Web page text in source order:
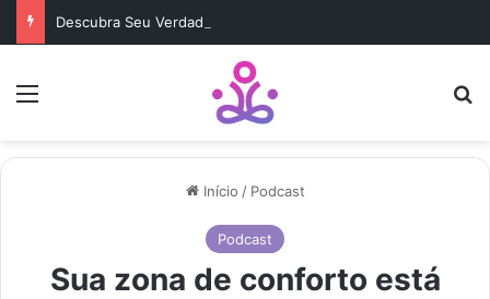
Menu
Início / Podcast
Podcast
Sua zona de conforto está